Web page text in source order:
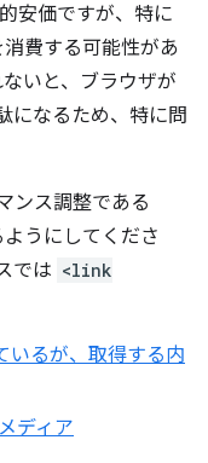
安価ですが、特に
費する可能性があ
いと、ブラウザが
になるため、特に問
ンス調整である
うにしてくださ
では <link
いるが、取得する内
ディア